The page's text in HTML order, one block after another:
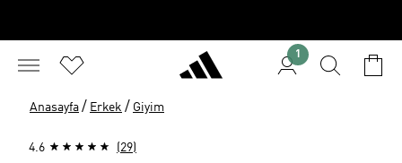
1
Anasayfa / Erkek / Giyim
4.6 (29)